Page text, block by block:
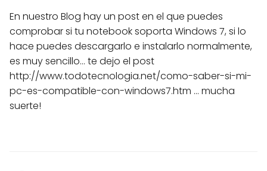
En nuestro Blog hay un post en el que puedes
comprobar si tu notebook soporta Windows 7, si lo
hace puedes descargarlo e instalarlo normalmente,
es muy sencillo... te dejo el post
http://www.todotecnologia.net/como-saber-si-mi-
pc-es-compatible-con-windows7.htm ... mucha
suerte!